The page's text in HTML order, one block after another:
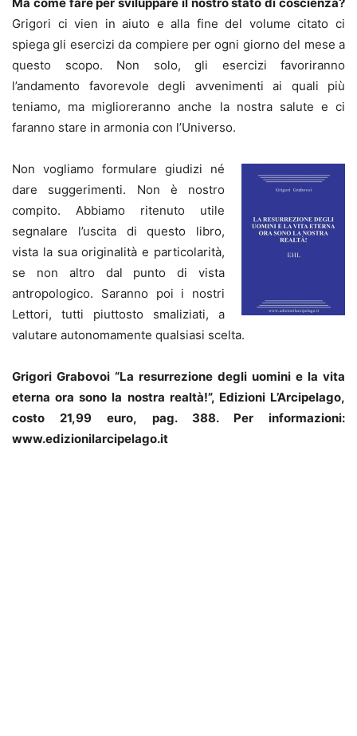
Grigori ci vien in aiuto e alla fine del volume citato ci
spiega gli esercizi da compiere per ogni giorno del mese a
questo scopo. Non solo, gli esercizi favoriranno
l’andamento favorevole degli avvenimenti ai quali più
teniamo, ma miglioreranno anche la nostra salute e ci
faranno stare in armonia con l’Universo.
Non vogliamo formulare giudizi né
dare suggerimenti. Non è nostro
compito. Abbiamo ritenuto utile
segnalare l’uscita di questo libro,
vista la sua originalità e particolarità,
se non altro dal punto di vista
antropologico. Saranno poi i nostri
Lettori, tutti piuttosto smaliziati, a
valutare autonomamente qualsiasi scelta.
Grigori Grabovoi “La resurrezione degli uomini e la vita
eterna ora sono la nostra realtà!”, Edizioni L’Arcipelago,
costo 21,99 euro, pag. 388. Per informazioni:
www.edizionilarcipelago.it